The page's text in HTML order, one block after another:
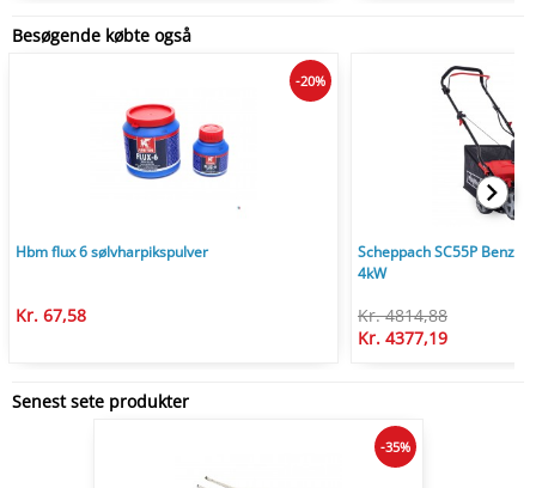
Besøgende købte også
Hbm flux 6 sølvharpikspulver
Kr. 67,58
-20%
Scheppach SC55P
4kW
Kr. 4814,88
Kr. 4377,19
Senest sete produkter
-35%